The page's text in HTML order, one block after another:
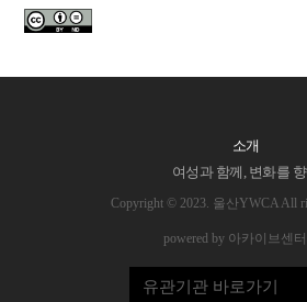
소개
여성과 함께, 변화를
Copyright © 2023. 울산YWCA All
powered by 아카이브센
유관기관 바로가기